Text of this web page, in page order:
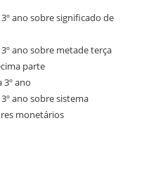
ano sobre significado de
ano sobre metade terça
parte
ano
ano sobre sistema
monetários